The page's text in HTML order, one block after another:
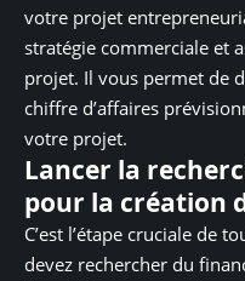
votre projet
stratégie commerciale et
projet. Il vous permet de
chiffre d’affaires
votre projet.
Lancer la
pour la création
C’est l’étape cruciale de
devez rechercher du